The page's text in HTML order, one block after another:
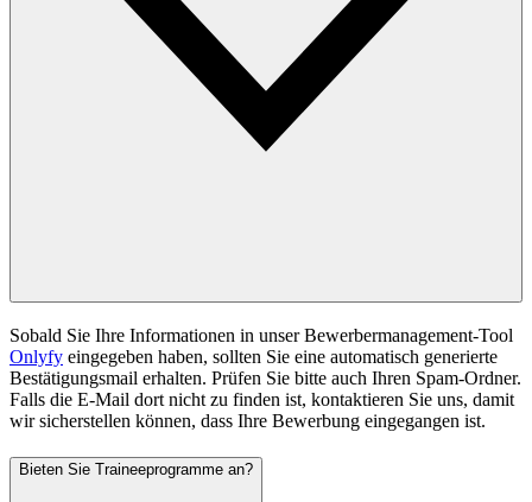
Sobald Sie Ihre Informationen in unser Bewerbermanagement-Tool
Onlyfy eingegeben haben, sollten Sie eine automatisch generierte
Bestätigungsmail erhalten. Prüfen Sie bitte auch Ihren Spam-Ordner.
Falls die E-Mail dort nicht zu finden ist, kontaktieren Sie uns, damit
wir sicherstellen können, dass Ihre Bewerbung eingegangen ist.
Bieten Sie Traineeprogramme an?